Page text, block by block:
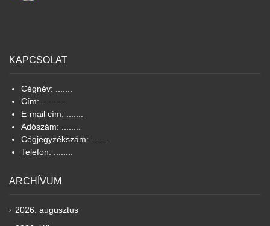
KAPCSOLAT
Cégnév: .......
Cím: ...........
E-mail cím: .......
Adószám: ........
Cégjegyzékszám: .......
Telefon: ........
ARCHÍVUM
2026. augusztus